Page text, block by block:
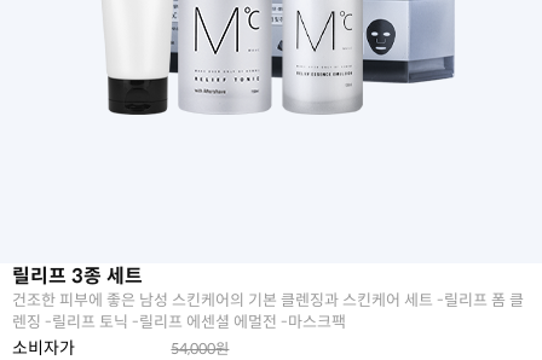
릴리프 3종 세트
건조한 피부에 좋은 남성 스킨케어의 기본 클렌징과 스킨케어 세트 -릴리프 폼 클
렌징 -릴리프 토닉 -릴리프 에센셜 에멀전 -마스크팩
소비자가 54,000원